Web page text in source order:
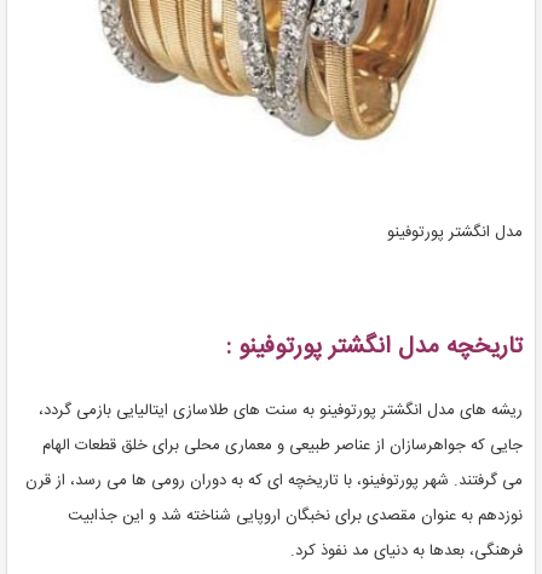
مدل انگشتر پورتوفینو
تاریخچه مدل انگشتر پورتوفینو :
ریشه های مدل انگشتر پورتوفینو به سنت های طلاسازی ایتالیایی بازمی گردد،
جایی که جواهرسازان از عناصر طبیعی و معماری محلی برای خلق قطعات الهام
می گرفتند. شهر پورتوفینو، با تاریخچه ای که به دوران رومی ها می رسد، از قرن
نوزدهم به عنوان مقصدی برای نخبگان اروپایی شناخته شد و این جذابیت
فرهنگی، بعدها به دنیای مد نفوذ کرد.